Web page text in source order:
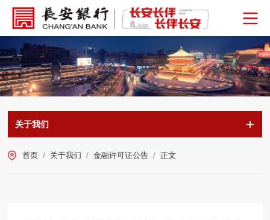
关于我们
首页 / 关于我们 / 金融许可证公告 / 正文